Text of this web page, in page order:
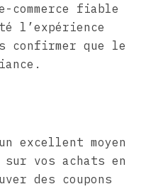
commerce fiable
l’expérience
confirmer que le
excellent moyen
vos achats en
des coupons